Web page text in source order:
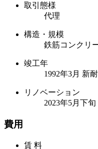
取引態様
代理
構造・規模
鉄筋コンクリ
竣工年
1992年3月 新
リノベーション
2023年5月下
費用
賃 料